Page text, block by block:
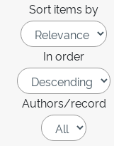
Sort items by
In order
Authors/record